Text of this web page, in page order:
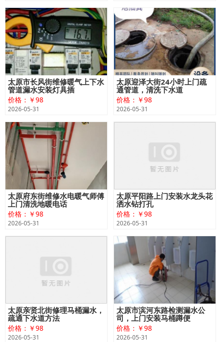
太原市长风街维修暖气上下水
管道漏水安装灯具插
价格：￥98
2026-05-31
太原迎泽大街24小时上门疏
通管道，清洗下水道
价格：￥98
2026-05-31
太原府东街维修水电暖气师傅
上门清洗地暖电话
价格：￥98
2026-05-31
太原平阳路上门安装水龙头花
洒水钻打孔
价格：￥98
2026-05-31
太原亲贤北街修理马桶漏水，
疏通下水道方法
价格：￥98
2026-05-31
太原市滨河东路检测漏水公
司，上门安装马桶蹲便
价格：￥98
2026-05-31